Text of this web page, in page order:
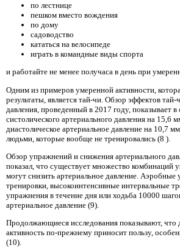
по лестнице
пешком вместо вождения
по дому
садоводство
кататься на велосипеде
играть в командные виды спорта
и работайте не менее получаса в день при
Одним из примеров умеренной активности,
результаты, является тай-чи. Обзор эффектов
давления, проведенный в 2017 году, показывает
систолического артериального давления на 15,6
диастолическое артериальное давление на 10,7
людьми, которые вообще не тренировались (8 ).
Обзор упражнений и снижения артериального
показал, что существует множество комбинаций
могут снизить артериальное давление.
тренировки, высокоинтенсивные интервальные
упражнения в течение дня или ходьба 10000
артериальное давление (9).
Продолжающиеся исследования показывают, что
активность по-прежнему приносит пользу,
(10).